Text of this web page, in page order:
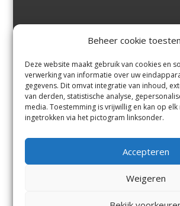
Beheer cookie
Deze website maakt gebruik van cookies en
verwerking van informatie over uw
gegevens. Dit omvat integratie van inhoud,
van derden, statistische analyse,
media. Toestemming is vrijwillig en kan op
ingetrokken via het pictogram linksonder.
Accepteren
Weigeren
Margadantstraat 34
0255-533900
info@jutter.nlofinfo@hofgee
st.nl
Velserbroek
Zuid,
Contact
Andere uitgaven
Voorwaarden